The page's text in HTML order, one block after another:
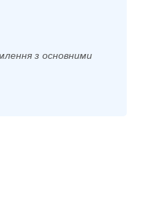
з основними